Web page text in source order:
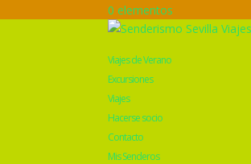
0 elementos
Viajes de Verano
Excursiones
Viajes
Hacerse socio
Contacto
Mis Senderos